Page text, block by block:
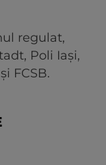
regulat,
Poli Iași,
FCSB.